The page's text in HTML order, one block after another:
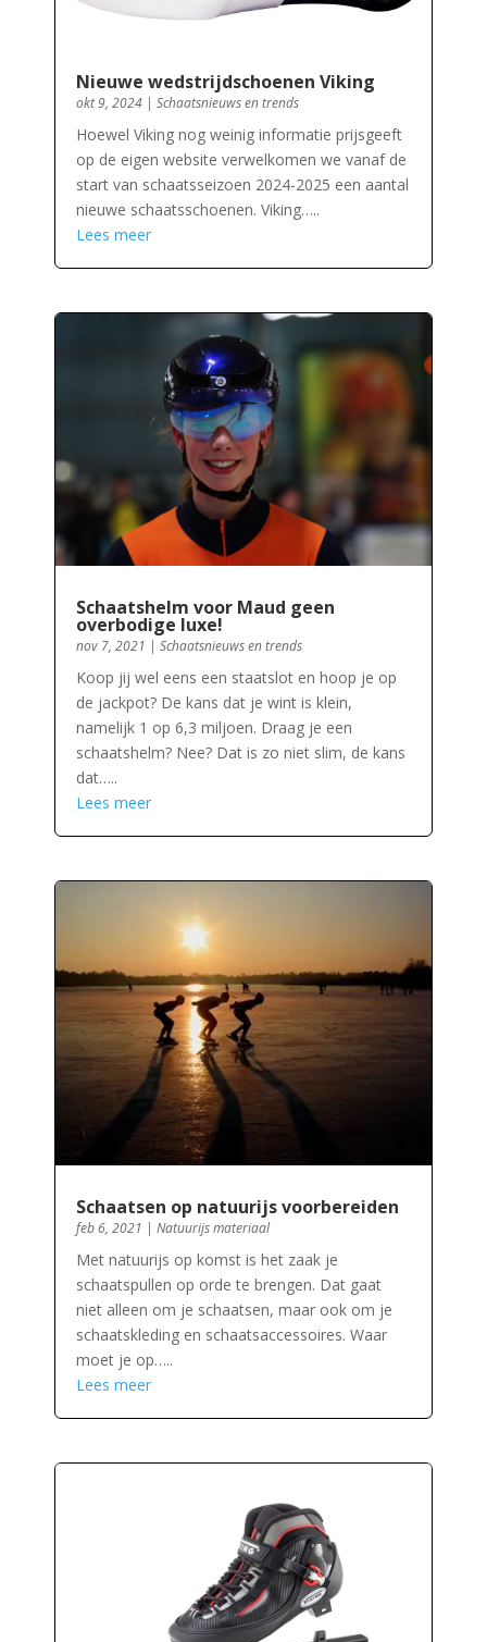
Nieuwe wedstrijdschoenen Viking
okt 9, 2024| Schaatsnieuws en trends
Hoewel Viking nog weinig informatie prijsgeeft
op de eigen website verwelkomen we vanaf de
start van schaatsseizoen 2024-2025 een aantal
nieuwe schaatsschoenen. Viking…..
Lees meer
Schaatshelm voor Maud geen
overbodige luxe!
nov 7, 2021 | Schaatsnieuws en trends
Koop jij wel eens een staatslot en hoop je op
de jackpot? De kans dat je wint is klein,
namelijk 1 op 6,3 miljoen. Draag je een
schaatshelm? Nee? Dat is zo niet slim, de kans
dat…..
Lees meer
Schaatsen op natuurijs voorbereiden
feb 6, 2021 | Natuurijs materiaal
Met natuurijs op komst is het zaak je
schaatspullen op orde te brengen. Dat gaat
niet alleen om je schaatsen, maar ook om je
schaatskleding en schaatsaccessoires. Waar
moet je op…..
Lees meer